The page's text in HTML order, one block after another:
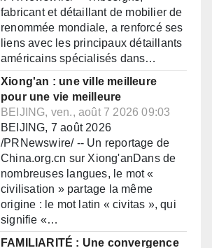
fabricant et détaillant de mobilier de
renommée mondiale, a renforcé ses
liens avec les principaux détaillants
américains spécialisés dans…
Xiong'an : une ville meilleure
pour une vie meilleure
BEIJING, ven., août 7 2026 09:03
BEIJING, 7 août 2026
/PRNewswire/ -- Un reportage de
China.org.cn sur Xiong'anDans de
nombreuses langues, le mot «
civilisation » partage la même
origine : le mot latin « civitas », qui
signifie «…
FAMILIARITÉ : Une convergence